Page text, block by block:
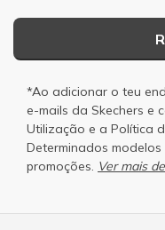
*Ao adicionar o teu
e-mails da Skechers e
Utilização e a Política
Determinados
promoções. Ver mais